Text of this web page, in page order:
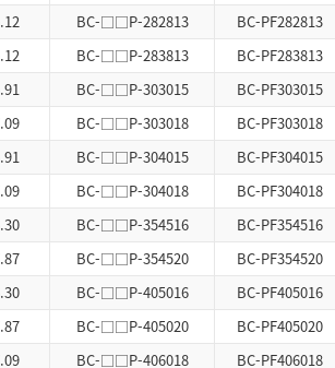
BC-□□P-282813 BC-PF282813
BC-□□P-283813 BC-PF283813
BC-□□P-303015 BC-PF303015
BC-□□P-303018 BC-PF303018
BC-□□P-304015 BC-PF304015
BC-□□P-304018 BC-PF304018
BC-□□P-354516 BC-PF354516
BC-□□P-354520 BC-PF354520
BC-□□P-405016 BC-PF405016
BC-□□P-405020 BC-PF405020
BC-□□P-406018 BC-PF406018